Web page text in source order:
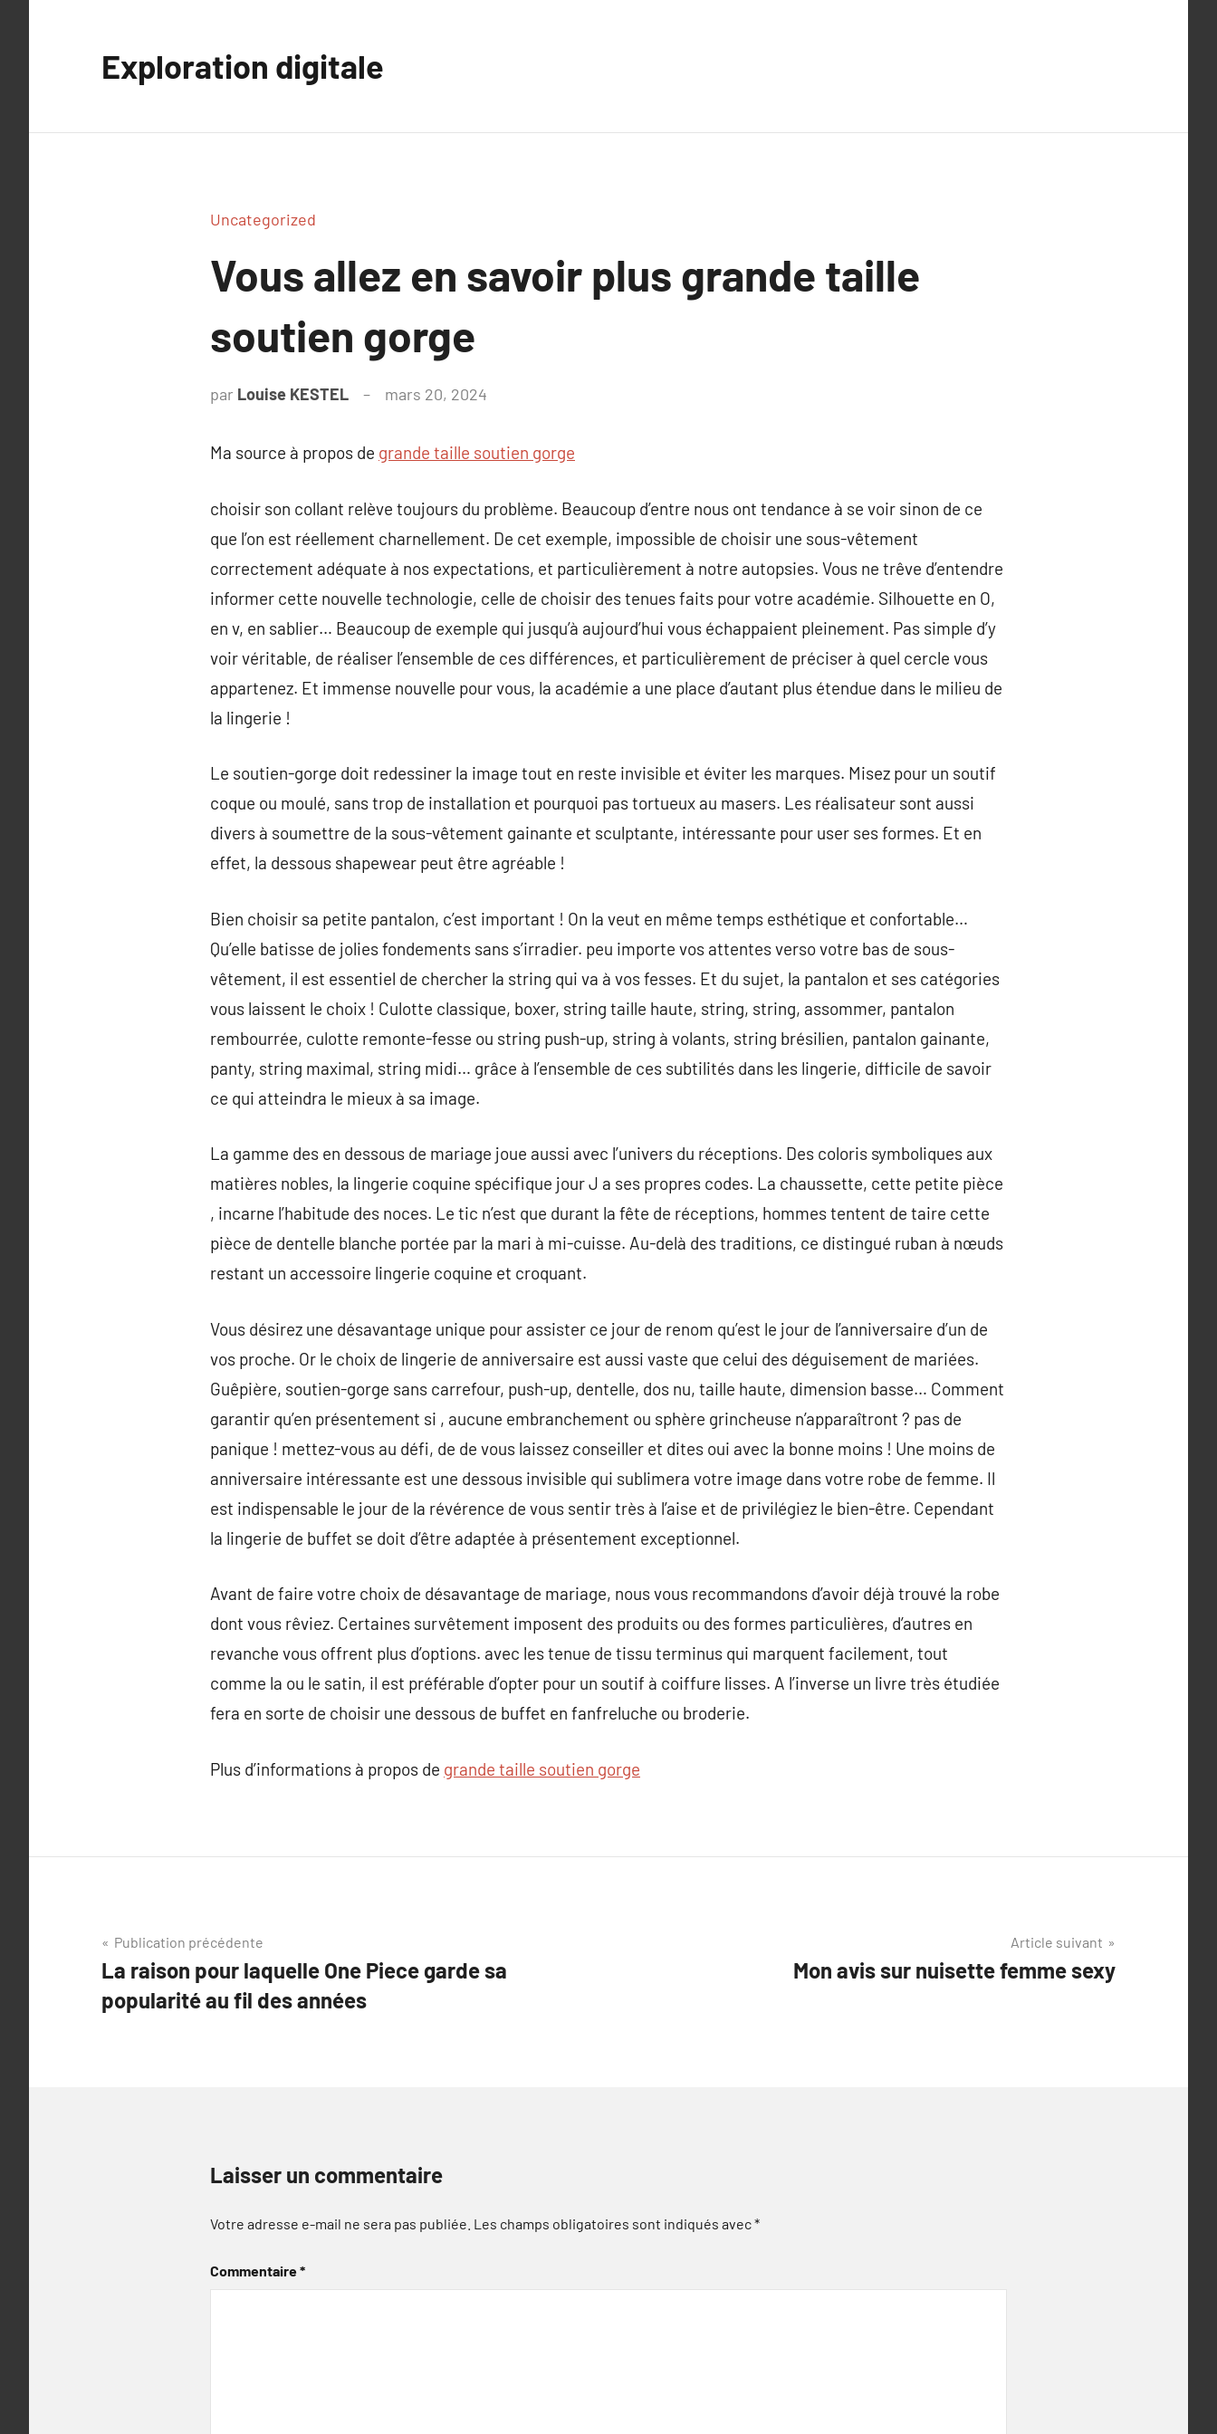
Exploration digitale
Uncategorized
Vous allez en savoir plus grande taille
soutien gorge
par Louise KESTEL mars 20, 2024
Ma source à propos de grande taille soutien gorge
choisir son collant relève toujours du problème. Beaucoup d’entre nous ont tendance à se voir sinon de ce
que l’on est réellement charnellement. De cet exemple, impossible de choisir une sous-vêtement
correctement adéquate à nos expectations, et particulièrement à notre autopsies. Vous ne trêve d’entendre
informer cette nouvelle technologie, celle de choisir des tenues faits pour votre académie. Silhouette en O,
en v, en sablier… Beaucoup de exemple qui jusqu’à aujourd’hui vous échappaient pleinement. Pas simple d’y
voir véritable, de réaliser l’ensemble de ces différences, et particulièrement de préciser à quel cercle vous
appartenez. Et immense nouvelle pour vous, la académie a une place d’autant plus étendue dans le milieu de
la lingerie !
Le soutien-gorge doit redessiner la image tout en reste invisible et éviter les marques. Misez pour un soutif
coque ou moulé, sans trop de installation et pourquoi pas tortueux au masers. Les réalisateur sont aussi
divers à soumettre de la sous-vêtement gainante et sculptante, intéressante pour user ses formes. Et en
effet, la dessous shapewear peut être agréable !
Bien choisir sa petite pantalon, c’est important ! On la veut en même temps esthétique et confortable…
Qu’elle batisse de jolies fondements sans s’irradier. peu importe vos attentes verso votre bas de sous-
vêtement, il est essentiel de chercher la string qui va à vos fesses. Et du sujet, la pantalon et ses catégories
vous laissent le choix ! Culotte classique, boxer, string taille haute, string, string, assommer, pantalon
rembourrée, culotte remonte-fesse ou string push-up, string à volants, string brésilien, pantalon gainante,
panty, string maximal, string midi… grâce à l’ensemble de ces subtilités dans les lingerie, difficile de savoir
ce qui atteindra le mieux à sa image.
La gamme des en dessous de mariage joue aussi avec l’univers du réceptions. Des coloris symboliques aux
matières nobles, la lingerie coquine spécifique jour J a ses propres codes. La chaussette, cette petite pièce
, incarne l’habitude des noces. Le tic n’est que durant la fête de réceptions, hommes tentent de taire cette
pièce de dentelle blanche portée par la mari à mi-cuisse. Au-delà des traditions, ce distingué ruban à nœuds
restant un accessoire lingerie coquine et croquant.
Vous désirez une désavantage unique pour assister ce jour de renom qu’est le jour de l’anniversaire d’un de
vos proche. Or le choix de lingerie de anniversaire est aussi vaste que celui des déguisement de mariées.
Guêpière, soutien-gorge sans carrefour, push-up, dentelle, dos nu, taille haute, dimension basse… Comment
garantir qu’en présentement si , aucune embranchement ou sphère grincheuse n’apparaîtront ? pas de
panique ! mettez-vous au défi, de de vous laissez conseiller et dites oui avec la bonne moins ! Une moins de
anniversaire intéressante est une dessous invisible qui sublimera votre image dans votre robe de femme. Il
est indispensable le jour de la révérence de vous sentir très à l’aise et de privilégiez le bien-être. Cependant
la lingerie de buffet se doit d’être adaptée à présentement exceptionnel.
Avant de faire votre choix de désavantage de mariage, nous vous recommandons d’avoir déjà trouvé la robe
dont vous rêviez. Certaines survêtement imposent des produits ou des formes particulières, d’autres en
revanche vous offrent plus d’options. avec les tenue de tissu terminus qui marquent facilement, tout
comme la ou le satin, il est préférable d’opter pour un soutif à coiffure lisses. A l’inverse un livre très étudiée
fera en sorte de choisir une dessous de buffet en fanfreluche ou broderie.
Plus d’informations à propos de grande taille soutien gorge
Navigation
de
l’article
Publication précédente
La raison pour laquelle One Piece garde sa
popularité au fil des années
Article suivant
Mon avis sur nuisette femme sexy
Laisser un commentaire
Votre adresse e-mail ne sera pas publiée. Les champs obligatoires sont indiqués avec*
Commentaire*